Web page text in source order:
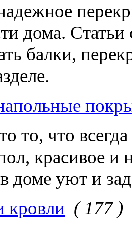
дома.
балки,
то, что
красивое и
доме уют и
( 177 )